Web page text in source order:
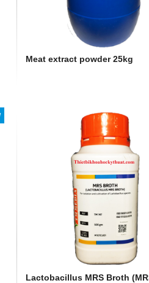
Meat extract powder 25kg
Lactobacillus MRS Broth